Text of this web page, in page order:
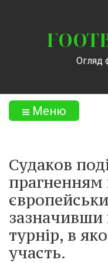
Огляд
Меню
Судаков
прагненням
зазначивши
турнір, в
участь.